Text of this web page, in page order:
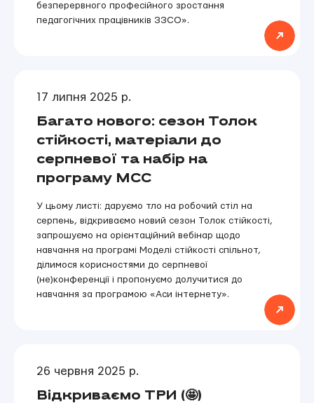
безперервного професійного зростання
педагогічних працівників ЗЗСО».
17 липня 2025 р.
Багато нового: сезон Толок
стійкості, матеріали до
серпневої та набір на
програму МСС
У цьому листі: даруємо тло на робочий стіл на
серпень, відкриваємо новий сезон Толок стійкості,
запрошуємо на орієнтаційний вебінар щодо
навчання на програмі Моделі стійкості спільнот,
ділимося корисностями до серпневої
(не)конференції і пропонуємо долучитися до
навчання за програмою «Аси інтернету».
26 червня 2025 р.
Відкриваємо ТРИ (🤩)